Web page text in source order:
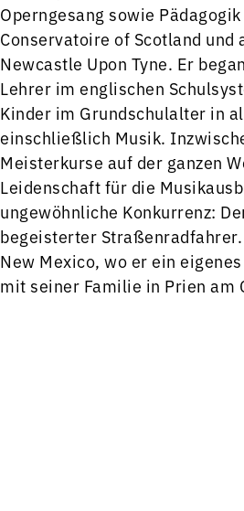
Operngesang sowie
Conservatoire of Scotland und
Newcastle Upon Tyne. Er
Lehrer im englischen
Kinder im Grundschulalter in
einschließlich Musik.
Meisterkurse auf der ganzen
Leidenschaft für die
ungewöhnliche Konkurrenz:
begeisterter
New Mexico, wo er ein
mit seiner Familie in Prien am